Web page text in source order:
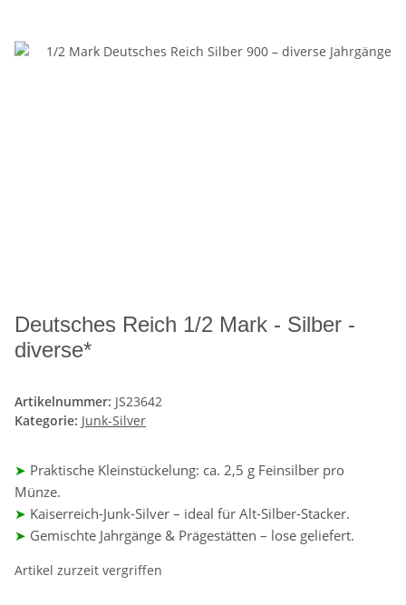
Deutsches Reich 1/2 Mark - Silber -
diverse*
Artikelnummer: JS23642
Kategorie: Junk-Silver
➤ Praktische Kleinstückelung: ca. 2,5 g Feinsilber pro
Münze.
➤ Kaiserreich-Junk-Silver – ideal für Alt-Silber-Stacker.
➤ Gemischte Jahrgänge & Prägestätten – lose geliefert.
Artikel zurzeit vergriffen